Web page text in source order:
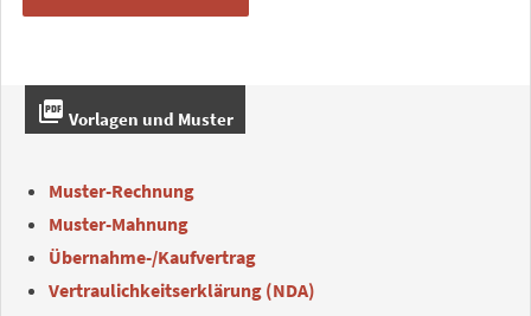
picture_as_pdf Vorlagen und Muster
Muster-Rechnung
Muster-Mahnung
Übernahme-/Kaufvertrag
Vertraulichkeitserklärung (NDA)